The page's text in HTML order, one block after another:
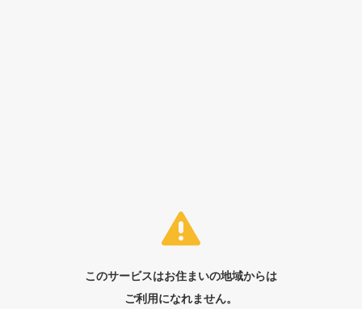
このサービスはお住まいの地域からは
ご利用になれません。